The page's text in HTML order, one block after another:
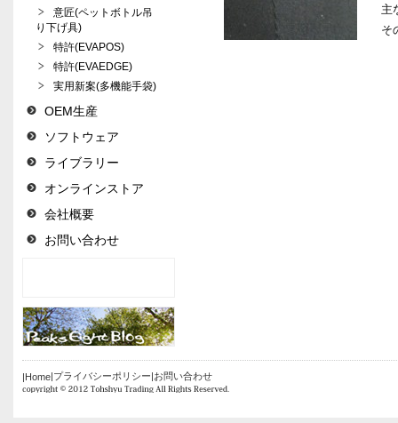
意匠(ペットボトル吊
り下げ具)
特許(EVAPOS)
特許(EVAEDGE)
実用新案(多機能手袋)
OEM生産
ソフトウェア
ライブラリー
オンラインストア
会社概要
お問い合わせ
主
そ
|Home|プライバシーポリシー|お問い合わせ